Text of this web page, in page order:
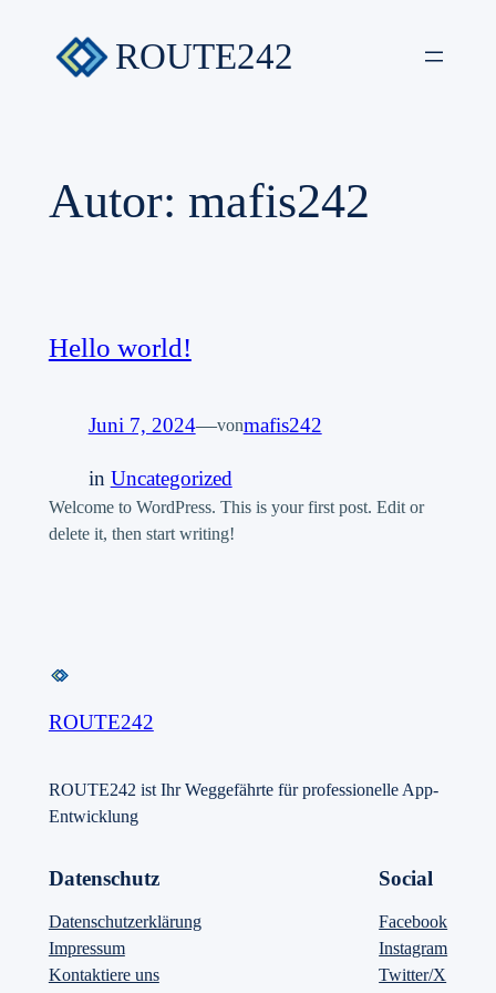
Inhalt
ROUTE242
Autor: mafis242
Hello world!
Juni 7, 2024—vonmafis242
in Uncategorized
Welcome to WordPress. This is your first post. Edit or
delete it, then start writing!
ROUTE242
ROUTE242 ist Ihr Weggefährte für professionelle App-
Entwicklung
Datenschutz
Datenschutzerklärung
Impressum
Kontaktiere uns
Social
Facebook
Instagram
Twitter/X